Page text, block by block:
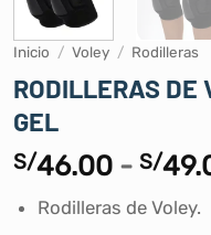
Inicio / Voley / Rodilleras
RODILLERAS DE
GEL
S/46.00 - S/
Rodilleras de Voley.